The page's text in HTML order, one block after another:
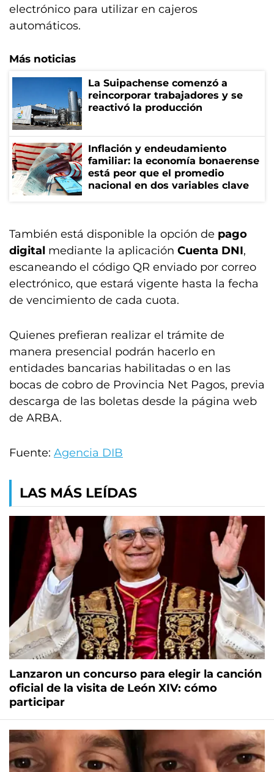
electrónico para utilizar en cajeros
automáticos.
Más noticias
La Suipachense comenzó a
reincorporar trabajadores y se
reactivó la producción
Inflación y endeudamiento
familiar: la economía bonaerense
está peor que el promedio
nacional en dos variables clave
También está disponible la opción de pago
digital mediante la aplicación Cuenta DNI,
escaneando el código QR enviado por correo
electrónico, que estará vigente hasta la fecha
de vencimiento de cada cuota.
Quienes prefieran realizar el trámite de
manera presencial podrán hacerlo en
entidades bancarias habilitadas o en las
bocas de cobro de Provincia Net Pagos, previa
descarga de las boletas desde la página web
de ARBA.
Fuente: Agencia DIB
LAS MÁS LEÍDAS
Lanzaron un concurso para elegir la canción
oficial de la visita de León XIV: cómo
participar